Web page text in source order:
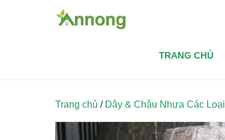
TRANG CHỦ
Trang chủ / Dây & Chậu Nhựa Các Loại